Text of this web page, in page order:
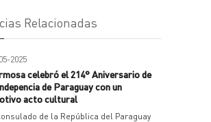
Relacionadas
2025
celebró el 214° Aniversario de
de Paraguay con un
acto cultural
de la República del Paraguay